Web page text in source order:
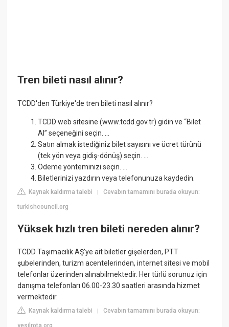
Tren bileti nasıl alınır?
TCDD'den Türkiye'de tren bileti nasıl alınır?
TCDD web sitesine (www.tcdd.gov.tr) gidin ve “Bilet
Al” seçeneğini seçin. ...
Satın almak istediğiniz bilet sayısını ve ücret türünü
(tek yön veya gidiş-dönüş) seçin. ...
Ödeme yönteminizi seçin. ...
Biletlerinizi yazdırın veya telefonunuza kaydedin.
Kaynak kaldırma talebi |Cevabın tamamını burada okuyun:
turkishcouncil.org
Yüksek hızlı tren bileti nereden alınır?
TCDD Taşımacılık AŞ'ye ait biletler gişelerden, PTT
şubelerinden, turizm acentelerinden, internet sitesi ve mobil
telefonlar üzerinden alınabilmektedir. Her türlü sorunuz için
danışma telefonları 06.00-23.30 saatleri arasında hizmet
vermektedir.
Kaynak kaldırma talebi |Cevabın tamamını burada okuyun: